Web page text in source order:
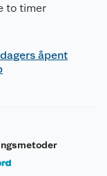
to timer
åpent